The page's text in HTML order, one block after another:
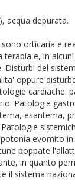
acqua depurata.
orticaria e
e, in
Disturbi del
oppure
cardiache:
Patologie
esantema,
evomito
poppate
in quanto
il sistema